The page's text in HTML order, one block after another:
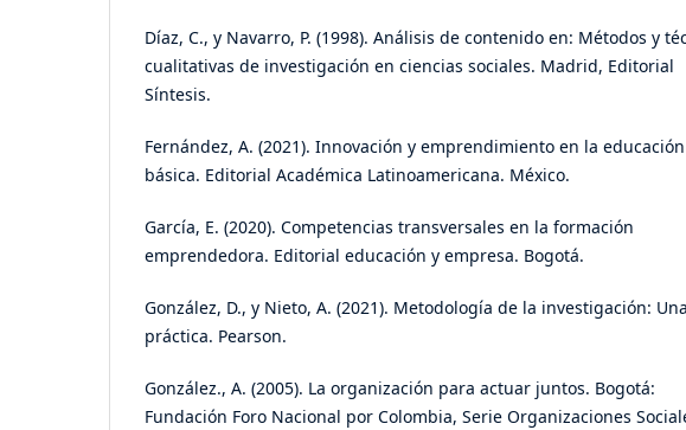
Díaz, C., y Navarro, P. (1998). Análisis de contenido en: Métodos y
cualitativas de investigación en ciencias sociales. Madrid, Editorial
Síntesis.
Fernández, A. (2021). Innovación y emprendimiento en la educación
básica. Editorial Académica Latinoamericana. México.
García, E. (2020). Competencias transversales en la formación
emprendedora. Editorial educación y empresa. Bogotá.
González, D., y Nieto, A. (2021). Metodología de la investigación:
práctica. Pearson.
González., A. (2005). La organización para actuar juntos. Bogotá:
Fundación Foro Nacional por Colombia, Serie Organizaciones